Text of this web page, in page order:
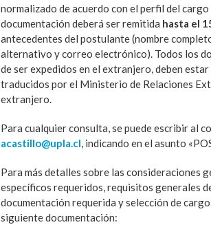
normalizado de acuerdo con el perfil del
documentación deberá ser remitida hasta el
antecedentes del postulante (nombre
alternativo y correo electrónico). Todos los
de ser expedidos en el extranjero, deben
traducidos por el Ministerio de Relaciones
extranjero.
Para cualquier consulta, se puede escribir al
acastillo@upla.cl , indicando en el asunto
Para más detalles sobre las consideraciones
específicos requeridos, requisitos generales
documentación requerida y selección de
siguiente documentación: